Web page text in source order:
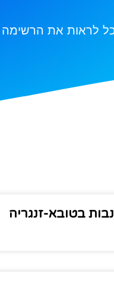
לראות את הרשימה
בטובא-זנגריה